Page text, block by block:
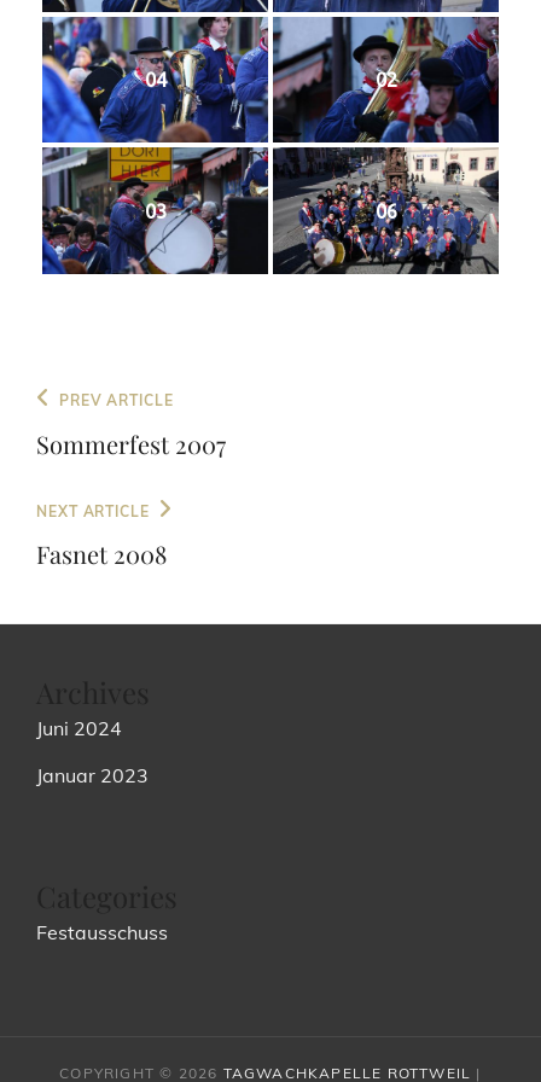
04 02
03 06
Beitragsnavigation
Previous
Post
PREV ARTICLE
Sommerfest 2007
Next
Post
NEXT ARTICLE
Fasnet 2008
Juni 2024
Januar 2023
Festausschuss
COPYRIGHT © 2026 TAGWACHKAPELLE ROTTWEIL |